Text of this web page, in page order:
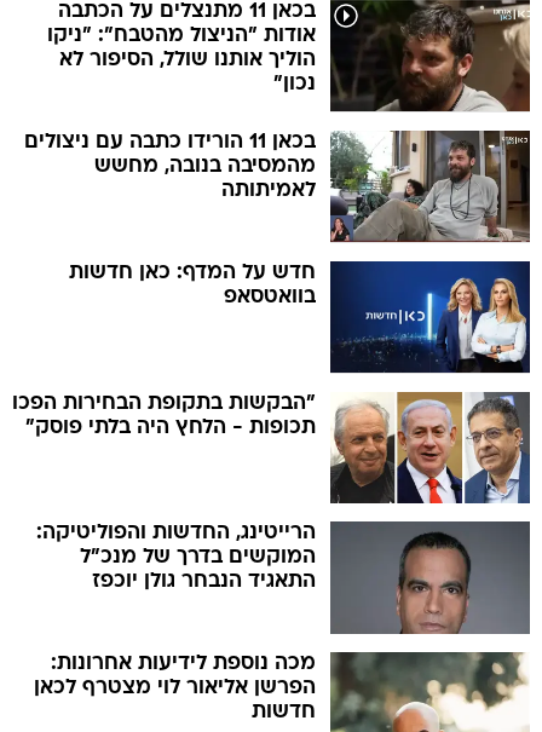
בכאן 11 מתנצלים על הכתבה
אודות "הניצול מהטבח": "ניקו
הוליך אותנו שולל, הסיפור לא
נכון"
בכאן 11 הורידו כתבה עם ניצולים
מהמסיבה בנובה, מחשש
לאמיתותה
חדש על המדף: כאן חדשות
בוואטסאפ
"הבקשות בתקופת הבחירות הפכו
תכופות - הלחץ היה בלתי פוסק"
הרייטינג, החדשות והפוליטיקה:
המוקשים בדרך של מנכ"ל
התאגיד הנבחר גולן יוכפז
מכה נוספת לידיעות אחרונות:
הפרשן אליאור לוי מצטרף לכאן
חדשות